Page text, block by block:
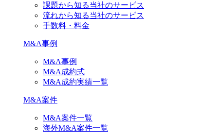
課題から知る当社のサービス
流れから知る当社のサービス
手数料・料金
M&A事例
M&A事例
M&A成約式
M&A成約実績一覧
M&A案件
M&A案件一覧
海外M&A案件一覧